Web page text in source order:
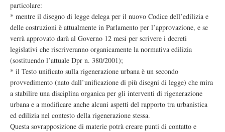
particolare:
* mentre il disegno di legge delega per il nuovo Codice dell’edilizia e
delle costruzioni è attualmente in Parlamento per l’approvazione, e se
verrà approvato darà al Governo 12 mesi per scrivere i decreti
legislativi che riscriveranno organicamente la normativa edilizia
(sostituendo l’attuale Dpr n. 380/2001);
* il Testo unificato sulla rigenerazione urbana è un secondo
provvedimento (nato dall’unificazione di più disegni di legge) che mira
a stabilire una disciplina organica per gli interventi di rigenerazione
urbana e a modificare anche alcuni aspetti del rapporto tra urbanistica
ed edilizia nel contesto della rigenerazione stessa.
Questa sovrapposizione di materie potrà creare punti di contatto e